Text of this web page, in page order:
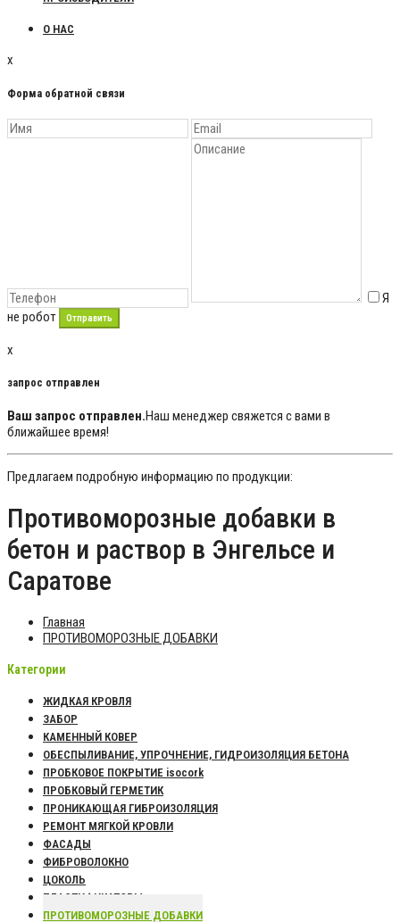
О НАС
x
Форма обратной связи
Я
не робот
x
запрос отправлен
Ваш запрос отправлен.Наш менеджер свяжется с вами в
ближайшее время!
Предлагаем подробную информацию по продукции:
Противоморозные добавки в
бетон и раствор в Энгельсе и
Саратове
Главная
ПРОТИВОМОРОЗНЫЕ ДОБАВКИ
Категории
ЖИДКАЯ КРОВЛЯ
ЗАБОР
КАМЕННЫЙ КОВЕР
ОБЕСПЫЛИВАНИЕ, УПРОЧНЕНИЕ, ГИДРОИЗОЛЯЦИЯ БЕТОНА
ПРОБКОВОЕ ПОКРЫТИЕ isocork
ПРОБКОВЫЙ ГЕРМЕТИК
ПРОНИКАЮЩАЯ ГИБРОИЗОЛЯЦИЯ
РЕМОНТ МЯГКОЙ КРОВЛИ
ФАСАДЫ
ФИБРОВОЛОКНО
ЦОКОЛЬ
ПЛАСТИФИКАТОРЫ
ПРОТИВОМОРОЗНЫЕ ДОБАВКИ